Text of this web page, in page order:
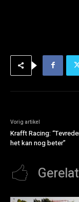
Vorig artikel
Krafft Racing:
het kan nog beter”